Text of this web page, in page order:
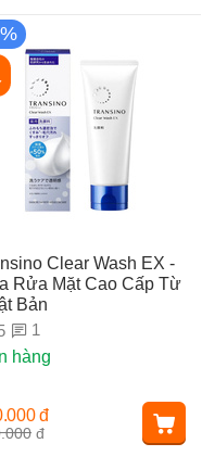
Clear Wash EX -
Rửa Mặt Cao Cấp Từ
Bản
1
hàng
đ
đ